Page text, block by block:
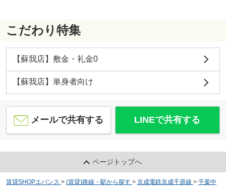
こだわり特集
【蘇我店】敷金・礼金0
【蘇我店】単身者向け
メールで共有する LINEで共有する
ページトップへ
賃貸SHOPエバンス > (賃貸)路線・駅から探す > 京成電鉄京成千原線 > 千葉中